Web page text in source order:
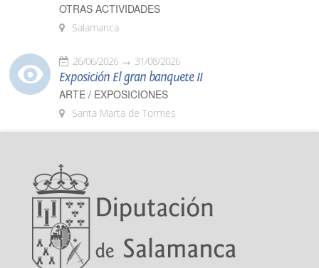
OTRAS ACTIVIDADES
Salamanca
26/06/2026 31/08/2026
Exposición El gran banquete II
ARTE / EXPOSICIONES
Santa Marta de Tormes